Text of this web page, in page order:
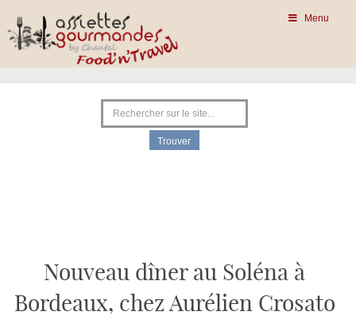
Menu
Nouveau dîner au Soléna à
Bordeaux, chez Aurélien Crosato